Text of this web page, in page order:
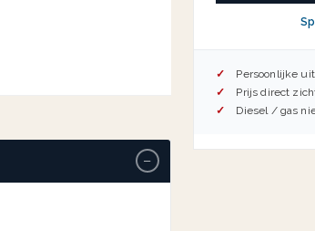
−
Persoonlijke
Prijs direct
Diesel / gas